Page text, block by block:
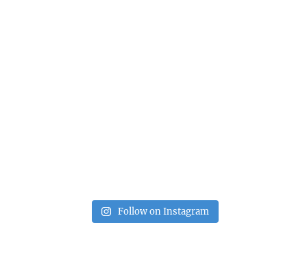
Follow on Instagram